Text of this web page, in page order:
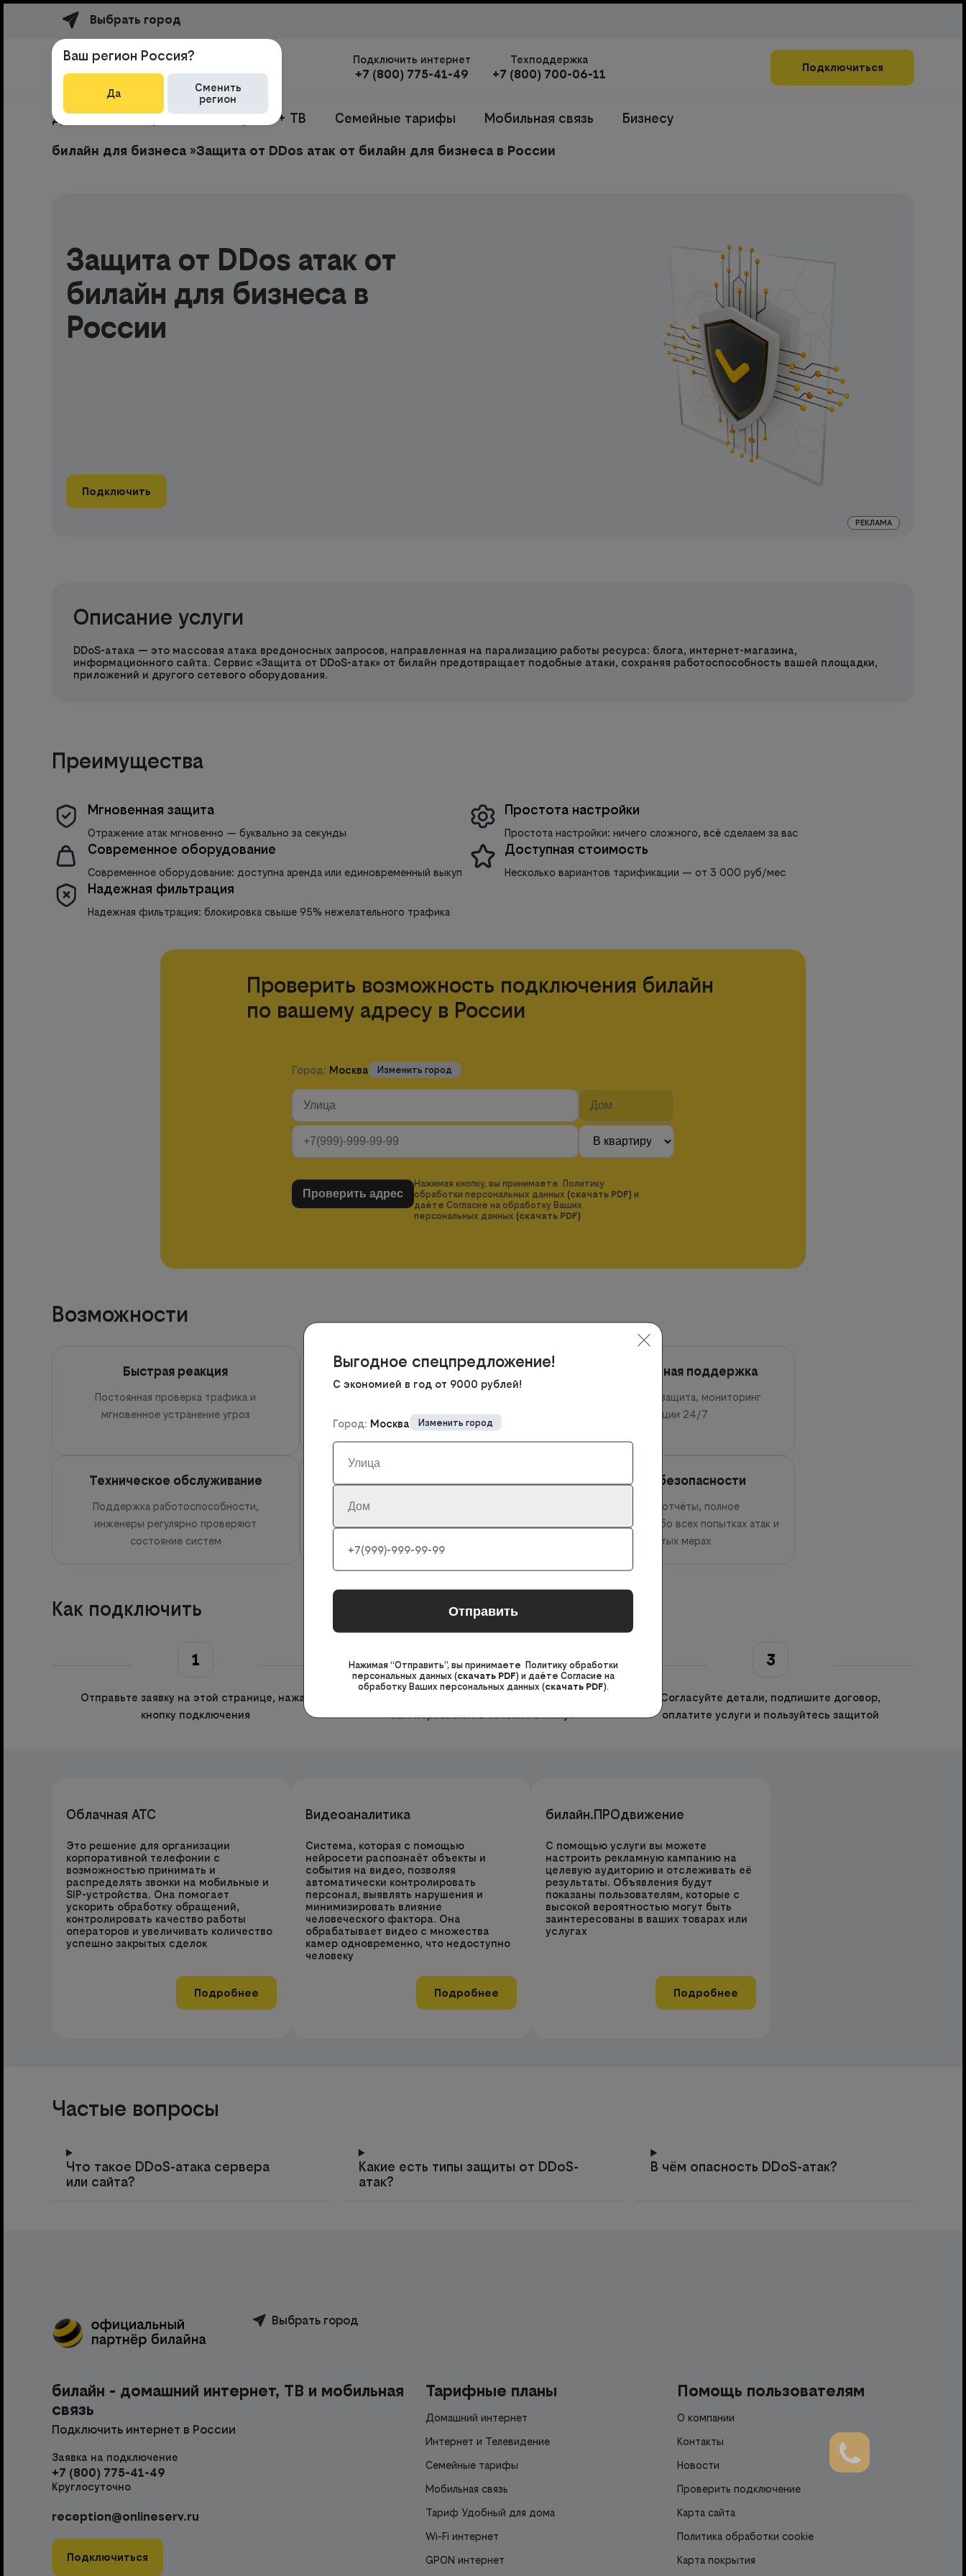
Выбрать город
Подключить интернет
+7 (800) 775-41-49
Техподдержка
+7 (800) 700-06-11 Подключиться
Домашний интернет Интернет + ТВ Семейные тарифы Мобильная связь Бизнесу
билайн для бизнеса »Защита от DDos атак от билайн для бизнеса в России
Защита от DDos атак от
билайн для бизнеса в
России
Подключить
РЕКЛАМА
Описание услуги
DDoS-атака — это массовая атака вредоносных запросов, направленная на парализацию работы ресурса: блога, интернет-магазина,
информационного сайта. Сервис «Защита от DDoS-атак» от билайн предотвращает подобные атаки, сохраняя работоспособность вашей площадки,
приложений и другого сетевого оборудования.
Преимущества
Мгновенная защита
Отражение атак мгновенно — буквально за секунды
Простота настройки
Простота настройки: ничего сложного, всё сделаем за вас
Современное оборудование
Современное оборудование: доступна аренда или единовременный выкуп
Доступная стоимость
Несколько вариантов тарификации — от 3 000 руб/мес
Надежная фильтрация
Надежная фильтрация: блокировка свыше 95% нежелательного трафика
Проверить возможность подключения билайн
по вашему адресу в России
Город: Москва Изменить город
Нажимая кнопку, вы принимаете Политику
обработки персональных данных (скачать PDF) и
даёте Согласие на обработку Ваших
персональных данных (скачать PDF)
Возможности
Быстрая реакция
Постоянная проверка трафика и
мгновенное устранение угроз
Автоматическая защита
оборудования без вмешательства
пользователя
Круглосуточная поддержка
Круглосуточная защита, мониторинг
ситуации 24/7
Техническое обслуживание
Поддержка работоспособности,
инженеры регулярно проверяют
состояние систем
Гарантия доступа
Гарантия доступности, четкое соблюдение
условий SLA по защите вашего ресурса
Контроль безопасности
Регулярные отчёты, полное
информирование обо всех попытках атак и
принятых мерах
Как подключить
1
Отправьте заявку на этой странице, нажав
кнопку подключения
2
вам перезвонит в течение 5 минут
3
Согласуйте детали, подпишите договор,
оплатите услуги и пользуйтесь защитой
Облачная АТС
Это решение для организации
корпоративной телефонии с
возможностью принимать и
распределять звонки на мобильные и
SIP-устройства. Она помогает
ускорить обработку обращений,
контролировать качество работы
операторов и увеличивать количество
успешно закрытых сделок
Подробнее
Видеоаналитика
Система, которая с помощью
нейросети распознаёт объекты и
события на видео, позволяя
автоматически контролировать
персонал, выявлять нарушения и
минимизировать влияние
человеческого фактора. Она
обрабатывает видео с множества
камер одновременно, что недоступно
человеку
Подробнее
билайн.ПРОдвижение
С помощью услуги вы можете
настроить рекламную кампанию на
целевую аудиторию и отслеживать её
результаты. Объявления будут
показаны пользователям, которые с
высокой вероятностью могут быть
заинтересованы в ваших товарах или
услугах
Подробнее
Частые вопросы
Что такое DDoS-атака сервера
или сайта?
Какие есть типы защиты от DDoS-
атак?
В чём опасность DDoS-атак?
Выбрать город
билайн - домашний интернет, ТВ и мобильная
связь
Подключить интернет в России
Заявка на подключение
+7 (800) 775-41-49
Круглосуточно
reception@onlineserv.ru
Подключиться
Тарифные планы
Домашний интернет
Интернет и Телевидение
Семейные тарифы
Мобильная связь
Тариф Удобный для дома
Wi-Fi интернет
GPON интернет
Помощь пользователям
О компании
Контакты
Новости
Проверить подключение
Карта сайта
Политика обработки cookie
Карта покрытия
Выгодное спецпредложение!
С экономией в год от 9000 рублей!
Город: Москва Изменить город
Нажимая “Отправить”, вы принимаете Политику обработки
персональных данных (скачать PDF) и даёте Согласие на
обработку Ваших персональных данных (скачать PDF).
Ваш регион Россия?
Да
Сменить
регион